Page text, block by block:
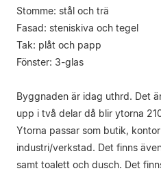
Stomme: stål och trä
Fasad: steniskiva och tegel
Tak: plåt och papp
Fönster: 3-glas
Byggnaden är idag uthrd. Det
upp i två delar då blir ytorna
Ytorna passar som butik,
industri/verkstad. Det finns
samt toalett och dusch. Det